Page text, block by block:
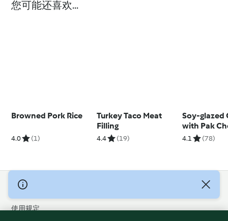
您可能还喜欢...
Browned Pork Rice
4.0 (1)
Turkey Taco Meat
Filling
4.4 (19)
Soy-glazed
with Pak
4.1 (78)
© 版权 2026
使用规定